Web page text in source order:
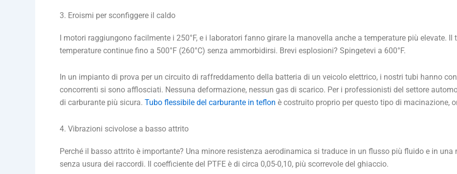
3. Eroismi per sconfiggere il caldo
I motori raggiungono facilmente i 250°F, e i laboratori fanno girare la manovella anche a temperature più elevate. Il
temperature continue fino a 500°F (260°C) senza ammorbidirsi. Brevi esplosioni? Spingetevi a 600°F.
In un impianto di prova per un circuito di raffreddamento della batteria di un veicolo elettrico, i nostri tubi hanno
concorrenti si sono afflosciati. Nessuna deformazione, nessun gas di scarico. Per i professionisti del settore
di carburante più sicura. Tubo flessibile del carburante in teflon è costruito proprio per questo tipo di macinazione,
4. Vibrazioni scivolose a basso attrito
Perché il basso attrito è importante? Una minore resistenza aerodinamica si traduce in un flusso più fluido e in
senza usura dei raccordi. Il coefficiente del PTFE è di circa 0,05-0,10, più scorrevole del ghiaccio.